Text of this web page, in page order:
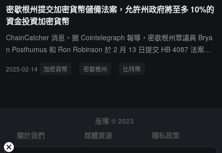
密歇根州提交加密貨幣儲備法案，允許州政府將至多 10%的
資金投資加密貨幣
ChainCatcher 消息，据 Cointelegraph 報導，密歇根州眾議員 Brya
n Posthumus 和 Ron Robinson 於 2 月 13 日提交 HB 4087 法案，
州財政部從普通基金和經濟穩定基金中投資加密貨幣，上限為 10%，
2025-02-14 加密貨幣 密歇根州 比特幣
版權 © 2023
關於我們
媒體資源
隱私政策
風險提示
徵才